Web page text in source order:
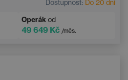
Bluetooth
Dostupnost: Do 20 dní
Operák od
49 649 Kč /měs.